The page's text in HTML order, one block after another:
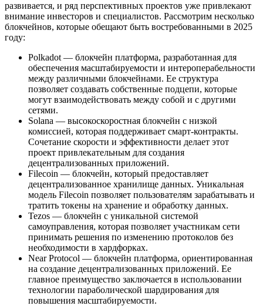
развивается, и ряд перспективных проектов уже привлекают
внимание инвесторов и специалистов. Рассмотрим несколько
блокчейнов, которые обещают быть востребованными в 2025
году:
Polkadot — блокчейн платформа, разработанная для
обеспечения масштабируемости и интероперабельности
между различными блокчейнами. Ее структура
позволяет создавать собственные подцепи, которые
могут взаимодействовать между собой и с другими
сетями.
Solana — высокоскоростная блокчейн с низкой
комиссией, которая поддерживает смарт-контракты.
Сочетание скорости и эффективности делает этот
проект привлекательным для создания
децентрализованных приложений.
Filecoin — блокчейн, который предоставляет
децентрализованное хранилище данных. Уникальная
модель Filecoin позволяет пользователям зарабатывать и
тратить токены на хранение и обработку данных.
Tezos — блокчейн с уникальной системой
самоуправления, которая позволяет участникам сети
принимать решения по изменению протоколов без
необходимости в хардфорках.
Near Protocol — блокчейн платформа, ориентированная
на создание децентрализованных приложений. Ее
главное преимущество заключается в использовании
технологии параболической шардирования для
повышения масштабируемости.